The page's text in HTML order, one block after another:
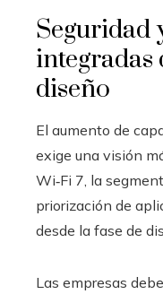
Seguridad
integradas
diseño
El aumento de
exige una visión
Wi‑Fi 7, la
priorización de
desde la fase de
Las empresas